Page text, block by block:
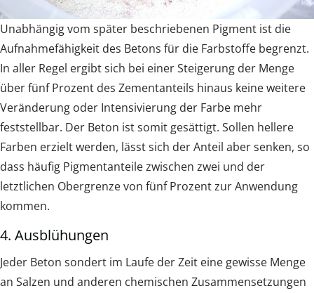
Unabhängig vom später beschriebenen Pigment ist die
Aufnahmefähigkeit des Betons für die Farbstoffe begrenzt.
In aller Regel ergibt sich bei einer Steigerung der Menge
über fünf Prozent des Zementanteils hinaus keine weitere
Veränderung oder Intensivierung der Farbe mehr
feststellbar. Der Beton ist somit gesättigt. Sollen hellere
Farben erzielt werden, lässt sich der Anteil aber senken, so
dass häufig Pigmentanteile zwischen zwei und der
letztlichen Obergrenze von fünf Prozent zur Anwendung
kommen.
4. Ausblühungen
Jeder Beton sondert im Laufe der Zeit eine gewisse Menge
an Salzen und anderen chemischen Zusammensetzungen